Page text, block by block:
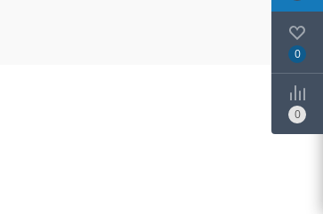
0
0